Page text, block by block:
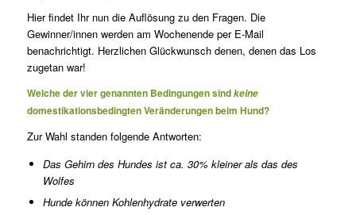
Hier findet Ihr nun die Auflösung zu den Fragen. Die
Gewinner/innen werden am Wochenende per E-Mail
benachrichtigt. Herzlichen Glückwunsch denen, denen das Los
zugetan war!
Welche der vier genannten Bedingungen sindkeine
domestikationsbedingten Veränderungen beim Hund?
Zur Wahl standen folgende Antworten:
Das Gehirn des Hundes ist ca. 30% kleiner als das des
Wolfes
Hunde können Kohlenhydrate verwerten